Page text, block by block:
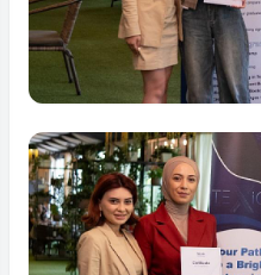
Tam ölçüdə bax